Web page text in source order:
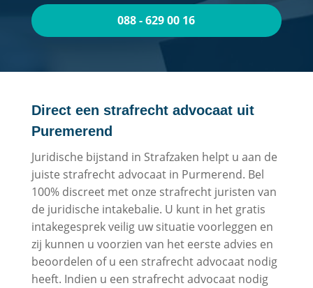
088 - 629 00 16
Direct een strafrecht advocaat uit
Puremerend
Juridische bijstand in Strafzaken helpt u aan de
juiste strafrecht advocaat in Purmerend. Bel
100% discreet met onze strafrecht juristen van
de juridische intakebalie. U kunt in het gratis
intakegesprek veilig uw situatie voorleggen en
zij kunnen u voorzien van het eerste advies en
beoordelen of u een strafrecht advocaat nodig
heeft. Indien u een strafrecht advocaat nodig